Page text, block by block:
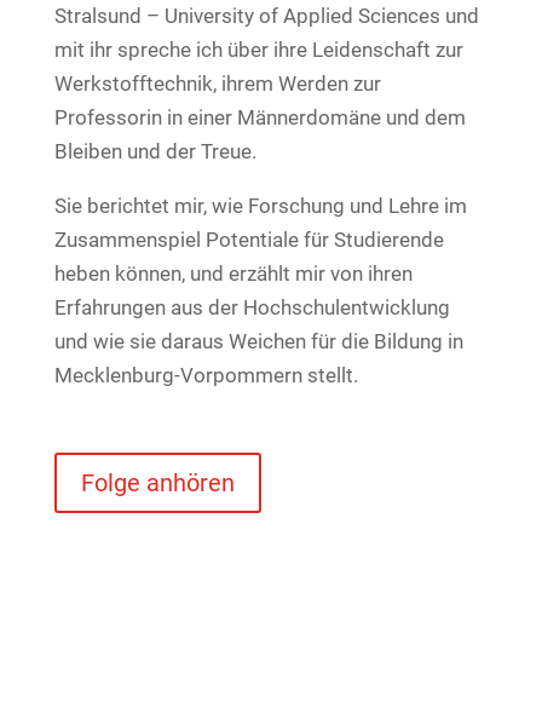
Stralsund – University of Applied Sciences und
mit ihr spreche ich über ihre Leidenschaft zur
Werkstofftechnik, ihrem Werden zur
Professorin in einer Männerdomäne und dem
Bleiben und der Treue.
Sie berichtet mir, wie Forschung und Lehre im
Zusammenspiel Potentiale für Studierende
heben können, und erzählt mir von ihren
Erfahrungen aus der Hochschulentwicklung
und wie sie daraus Weichen für die Bildung in
Mecklenburg-Vorpommern stellt.
Folge anhören